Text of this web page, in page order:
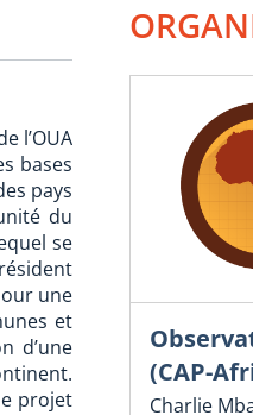
l’OUA
bases
pays
du
se
une
et
d’une
projet
(CAP-
Charlie